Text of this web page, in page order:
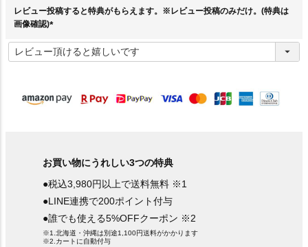
レビュー投稿すると特典がもらえます。※レビュー投稿のみだけ。(特典は
画像確認)
必
須
お買い物にうれしい3つの特典
●税込3,980円以上で送料無料 ※1
●LINE連携で200ポイント付与
●誰でも使える5%OFFクーポン ※2
※1.北海道・沖縄は別途1,100円送料がかかります
※2.カートに自動付与